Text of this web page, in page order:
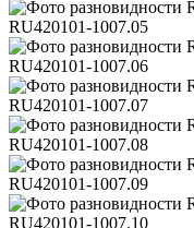
RU420101-1007.05
RU420101-1007.06
RU420101-1007.07
RU420101-1007.08
RU420101-1007.09
RU420101-1007.10